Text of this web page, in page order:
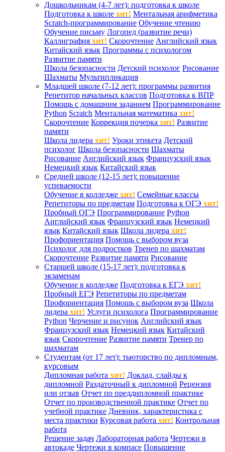
Дошкольникам (4-7 лет): подготовка к школе
Подготовка к школе хит! Ментальная арифметика
Scratch-программирование Обучение чтению
Обучение письму Логопед (развитие речи)
Каллиграфия хит! Скорочтение Английский язык
Китайский язык Программы с психологом
Развитие памяти
Школа безопасности Детский психолог Рисование
Шахматы Мультипликация
Младшей школе (7-12 лет): программы развития
Репетитор начальных классов Подготовка к ВПР
Помощь с домашним заданием Программирование
Python Scratch Ментальная математика хит!
Скорочтение Коррекция почерка хит! Развитие
памяти
Школа лидера хит! Уроки этикета Детский
психолог Школа безопасности Шахматы
Рисование Английский язык Французский язык
Немецкий язык Китайский язык
Средней школе (12-15 лет): повышение
успеваемости
Обучение в колледже хит! Семейные классы
Репетиторы по предметам Подготовка к ОГЭ хит!
Пробный ОГЭ Программирование Python
Английский язык Французский язык Немецкий
язык Китайский язык Школа лидера хит!
Профориентация Помощь с выбором вуза
Психолог для подростков Тренер по шахматам
Скорочтение Развитие памяти Рисование
Старшей школе (15-17 лет): подготовка к
экзаменам
Обучение в колледже Подготовка к ЕГЭ хит!
Пробный ЕГЭ Репетиторы по предметам
Профориентация Помощь с выбором вуза Школа
лидера хит! Услуги психолога Программирование
Python Черчение и рисунок Английский язык
Французский язык Немецкий язык Китайский
язык Скорочтение Развитие памяти Тренер по
шахматам
Студентам (от 17 лет): тьюторство по дипломным,
курсовым
Дипломная работа хит! Доклад, слайды к
дипломной Раздаточный к дипломной Рецензия
или отзыв Отчет по преддипломной практике
Отчет по производственной практике Отчет по
учебной практике Дневник, характеристика с
места практики Курсовая работа хит! Контрольная
работа
Решение задач Лабораторная работа Чертежи в
автокаде Чертежи в компасе Повышение